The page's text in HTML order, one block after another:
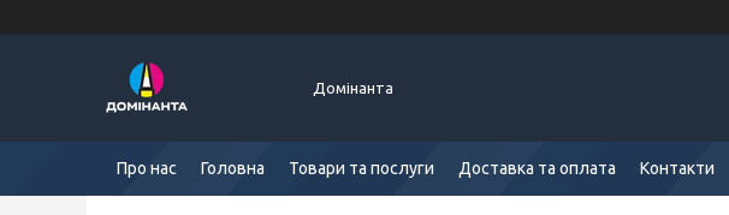
Домінанта
Про нас Головна Товари та послуги Доставка та оплата Контакти